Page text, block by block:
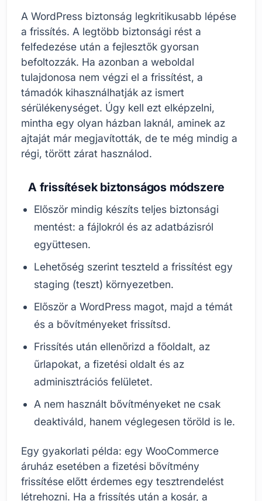
A WordPress biztonság legkritikusabb lépése
a frissítés. A legtöbb biztonsági rést a
felfedezése után a fejlesztők gyorsan
befoltozzák. Ha azonban a weboldal
tulajdonosa nem végzi el a frissítést, a
támadók kihasználhatják az ismert
sérülékenységet. Úgy kell ezt elképzelni,
mintha egy olyan házban laknál, aminek az
ajtaját már megjavították, de te még mindig a
régi, törött zárat használod.
A frissítések biztonságos módszere
Először mindig készíts teljes biztonsági
mentést: a fájlokról és az adatbázisról
együttesen.
Lehetőség szerint teszteld a frissítést egy
staging (teszt) környezetben.
Először a WordPress magot, majd a témát
és a bővítményeket frissítsd.
Frissítés után ellenőrizd a főoldalt, az
űrlapokat, a fizetési oldalt és az
adminisztrációs felületet.
A nem használt bővítményeket ne csak
deaktiváld, hanem véglegesen töröld is le.
Egy gyakorlati példa: egy WooCommerce
áruház esetében a fizetési bővítmény
frissítése előtt érdemes egy tesztrendelést
létrehozni. Ha a frissítés után a kosár, a